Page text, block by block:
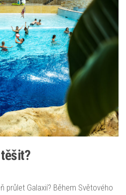
průlet Galaxií? Během Světového